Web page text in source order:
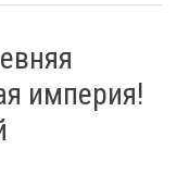
империя!